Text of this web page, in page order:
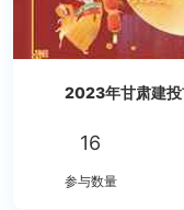
2023年甘肃建投
16
参与数量